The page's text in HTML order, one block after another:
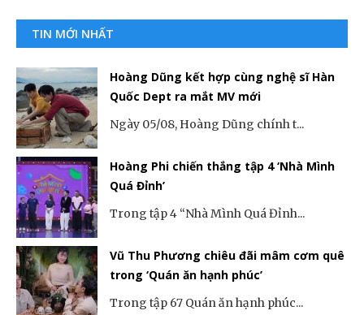
TIN MỚI NHẤT
Hoàng Dũng kết hợp cùng nghệ sĩ Hàn
Quốc Dept ra mắt MV mới
Ngày 05/08, Hoàng Dũng chính t...
Hoàng Phi chiến thắng tập 4 ‘Nhà Mình
Quá Đỉnh’
Trong tập 4 “Nhà Mình Quá Đỉnh...
Vũ Thu Phương chiêu đãi mâm cơm quê
trong ‘Quán ăn hạnh phúc’
Trong tập 67 Quán ăn hạnh phúc...